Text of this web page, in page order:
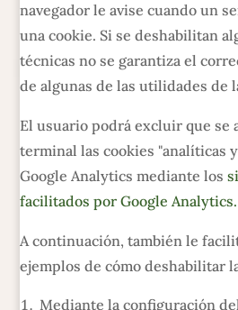
navegador le avise cuando un
una cookie. Si se deshabilitan
técnicas no se garantiza el
de algunas de las utilidades de
El usuario podrá excluir que se
terminal las cookies "analíticas
Google Analytics mediante los
facilitados por Google Analytics.
A continuación, también le
ejemplos de cómo deshabilitar
Mediante la configuración